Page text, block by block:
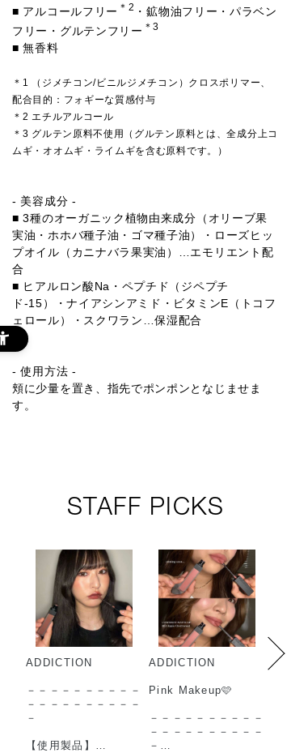
■ アルコールフリー ＊2 ・鉱物油フリー・パラベン
フリー・グルテンフリー ＊3
■ 無香料
＊1 （ジメチコン/ビニルジメチコン）クロスポリマー、
配合目的：フォギーな質感付与
＊2 エチルアルコール
＊3 グルテン原料不使用（グルテン原料とは、全成分上コ
ムギ・オオムギ・ライムギを含む原料です。）
- 美容成分 -
■ 3種のオーガニック植物由来成分（オリーブ果
実油・ホホバ種子油・ゴマ種子油）・ローズヒッ
プオイル（カニナバラ果実油）…エモリエント配
合
■ ヒアルロン酸Na・ペプチド（ジペプチ
ド-15）・ナイアシンアミド・ビタミンE（トコフ
ェロール）・スクワラン…保湿配合
- 使用方法 -
頬に少量を置き、指先でポンポンとなじませま
す。
STAFF PICKS
ADDICTION
－－－－－－－－－－
－－－－－－－－－－
－
【使用製品】
ADDICTION
Pink Makeup🩷
－－－－－－－－－－
－－－－－－－－－－
－
み